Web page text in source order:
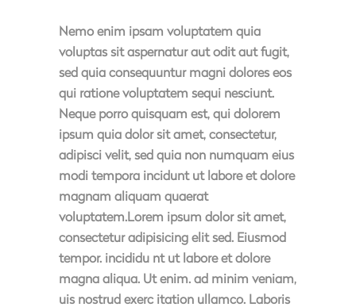
Nemo enim ipsam voluptatem quia
voluptas sit aspernatur aut odit aut fugit,
sed quia consequuntur magni dolores eos
qui ratione voluptatem sequi nesciunt.
Neque porro quisquam est, qui dolorem
ipsum quia dolor sit amet, consectetur,
adipisci velit, sed quia non numquam eius
modi tempora incidunt ut labore et dolore
magnam aliquam quaerat
voluptatem.Lorem ipsum dolor sit amet,
consectetur adipisicing elit sed. Eiusmod
tempor. incididu nt ut labore et dolore
magna aliqua. Ut enim. ad minim veniam,
uis nostrud exerc itation ullamco. Laboris